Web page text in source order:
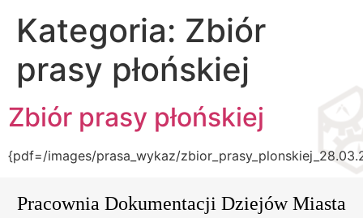
Kategoria: Zbiór
prasy płońskiej
Zbiór prasy płońskiej
{pdf=/images/prasa_wykaz/
Pracownia Dokumentacji Dziejów Miasta